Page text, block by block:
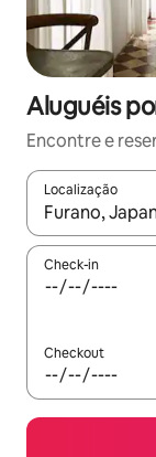
Aluguéis
Encontre e
Localização
Quando os
Check-in
Checkout